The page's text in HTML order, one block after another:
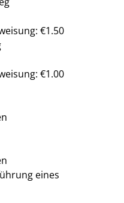
€1.50
€1.00
eines